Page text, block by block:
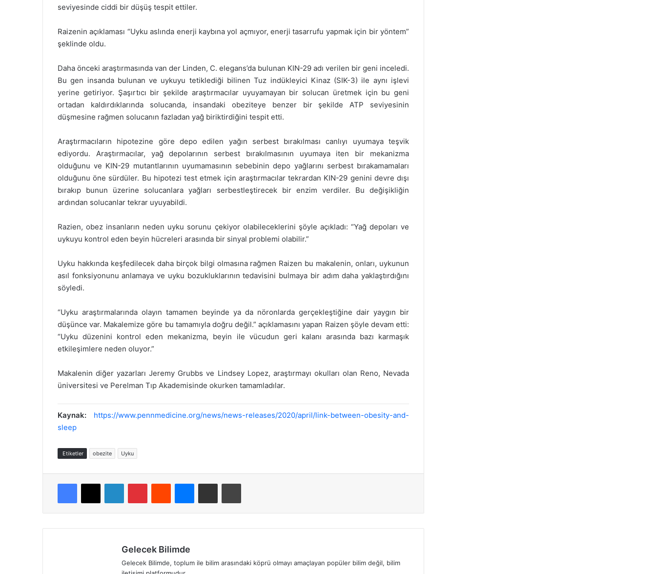
seviyesinde ciddi bir düşüş tespit ettiler.
Raizenin açıklaması “Uyku aslında enerji kaybına yol açmıyor, enerji tasarrufu yapmak için bir yöntem”
şeklinde oldu.
Daha önceki araştırmasında van der Linden, C. elegans’da bulunan KIN-29 adı verilen bir geni inceledi.
Bu gen insanda bulunan ve uykuyu tetiklediği bilinen Tuz indükleyici Kinaz (SIK-3) ile aynı işlevi
yerine getiriyor. Şaşırtıcı bir şekilde araştırmacılar uyuyamayan bir solucan üretmek için bu geni
ortadan kaldırdıklarında solucanda, insandaki obeziteye benzer bir şekilde ATP seviyesinin
düşmesine rağmen solucanın fazladan yağ biriktirdiğini tespit etti.
Araştırmacıların hipotezine göre depo edilen yağın serbest bırakılması canlıyı uyumaya teşvik
ediyordu. Araştırmacılar, yağ depolarının serbest bırakılmasının uyumaya iten bir mekanizma
olduğunu ve KIN-29 mutantlarının uyumamasının sebebinin depo yağlarını serbest bırakamamaları
olduğunu öne sürdüler. Bu hipotezi test etmek için araştırmacılar tekrardan KIN-29 genini devre dışı
bırakıp bunun üzerine solucanlara yağları serbestleştirecek bir enzim verdiler. Bu değişikliğin
ardından solucanlar tekrar uyuyabildi.
Razien, obez insanların neden uyku sorunu çekiyor olabileceklerini şöyle açıkladı: “Yağ depoları ve
uykuyu kontrol eden beyin hücreleri arasında bir sinyal problemi olabilir.”
Uyku hakkında keşfedilecek daha birçok bilgi olmasına rağmen Raizen bu makalenin, onları, uykunun
asıl fonksiyonunu anlamaya ve uyku bozukluklarının tedavisini bulmaya bir adım daha yaklaştırdığını
söyledi.
“Uyku araştırmalarında olayın tamamen beyinde ya da nöronlarda gerçekleştiğine dair yaygın bir
düşünce var. Makalemize göre bu tamamıyla doğru değil.” açıklamasını yapan Raizen şöyle devam etti:
“Uyku düzenini kontrol eden mekanizma, beyin ile vücudun geri kalanı arasında bazı karmaşık
etkileşimlere neden oluyor.”
Makalenin diğer yazarları Jeremy Grubbs ve Lindsey Lopez, araştırmayı okulları olan Reno, Nevada
üniversitesi ve Perelman Tıp Akademisinde okurken tamamladılar.
Kaynak:
https://www.pennmedicine.org/news/news-releases/2020/april/link-between-obesity-and-
sleep
Etiketler obezite Uyku
Gelecek Bilimde
Gelecek Bilimde, toplum ile bilim arasındaki köprü olmayı amaçlayan popüler bilim değil, bilim